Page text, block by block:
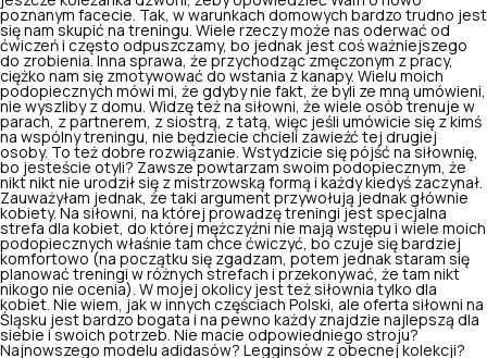
poznanym facecie. Tak, w warunkach domowych bardzo trudno jest
się nam skupić na treningu. Wiele rzeczy może nas oderwać od
ćwiczeń i często odpuszczamy, bo jednak jest coś ważniejszego
do zrobienia. Inna sprawa, że przychodząc zmęczonym z pracy,
ciężko nam się zmotywować do wstania z kanapy. Wielu moich
podopiecznych mówi mi, że gdyby nie fakt, że byli ze mną umówieni,
nie wyszliby z domu. Widzę też na siłowni, że wiele osób trenuje w
parach, z partnerem, z siostrą, z tatą, więc jeśli umówicie się z kimś
na wspólny treningu, nie będziecie chcieli zawieźć tej drugiej
osoby. To też dobre rozwiązanie. Wstydzicie się pójść na siłownię,
bo jesteście otyli? Zawsze powtarzam swoim podopiecznym, że
nikt nikt nie urodził się z mistrzowską formą i każdy kiedyś zaczynał.
Zauważyłam jednak, że taki argument przywołują jednak głównie
kobiety. Na siłowni, na której prowadzę treningi jest specjalna
strefa dla kobiet, do której mężczyźni nie mają wstępu i wiele moich
podopiecznych właśnie tam chce ćwiczyć, bo czuje się bardziej
komfortowo (na początku się zgadzam, potem jednak staram się
planować treningi w różnych strefach i przekonywać, że tam nikt
nikogo nie ocenia). W mojej okolicy jest też siłownia tylko dla
kobiet. Nie wiem, jak w innych częściach Polski, ale oferta siłowni na
Śląsku jest bardzo bogata i na pewno każdy znajdzie najlepszą dla
siebie i swoich potrzeb. Nie macie odpowiedniego stroju?
Najnowszego modelu adidasów? Legginsów z obecnej kolekcji?